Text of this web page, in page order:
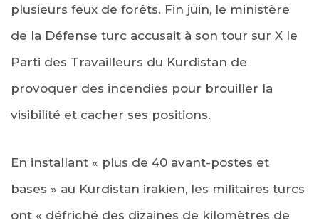
plusieurs feux de forêts. Fin juin, le ministère
de la Défense turc accusait à son tour sur X le
Parti des Travailleurs du Kurdistan de
provoquer des incendies pour brouiller la
visibilité et cacher ses positions.
En installant « plus de 40 avant-postes et
bases » au Kurdistan irakien, les militaires turcs
ont « défriché des dizaines de kilomètres de